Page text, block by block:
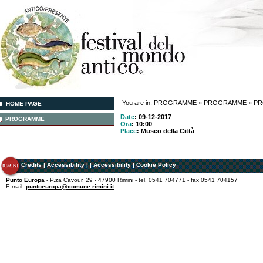
HOME PAGE
PROGRAMME
You are in: PROGRAMME » PROGRAMME »
Date: 09-12-2017
Ora: 10:00
Place: Museo della Città
Credits|Accessibility||Accessibility|Cookie Policy
Punto Europa - P.za Cavour, 29 - 47900 Rimini - tel. 0541 704771 - fax 0541 704157
E-mail: puntoeuropa@comune.rimini.it